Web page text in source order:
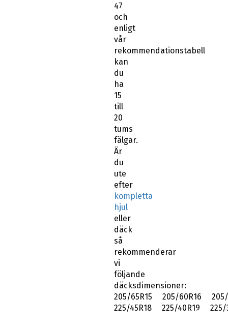
47
och
enligt
vår
rekommendationstabell
kan
du
ha
15
till
20
tums
fälgar.
Är
du
ute
efter
kompletta
hjul
eller
däck
så
rekommenderar
vi
följande
däcksdimensioner:
205/65R15 205/60R16 205/
225/45R18 225/40R19 225/